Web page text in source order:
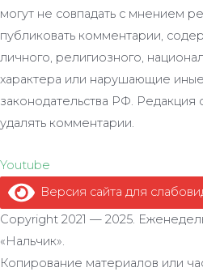
могут не совпадать с мнением
публиковать комментарии,
личного, религиозного,
характера или нарушающие
законодательства РФ. Редакция
удалять комментарии.
Youtube
Версия сайта для
Copyright 2021 — 2025.
«Нальчик».
Копирование материалов или